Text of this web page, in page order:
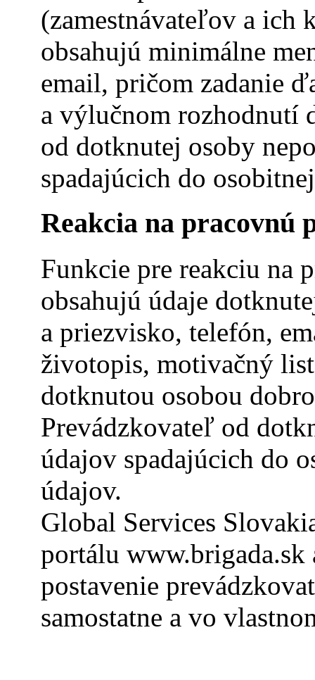
(zamestnávateľov a ich
obsahujú minimálne
email, pričom zadanie
a výlučnom rozhodnutí
od dotknutej osoby
spadajúcich do
Reakcia na pracovnú
Funkcie pre reakciu na
obsahujú údaje
a priezvisko, telefón,
životopis, motivačný
dotknutou osobou
Prevádzkovateľ od
údajov spadajúcich do
údajov.
Global Services
portálu
postavenie
samostatne a vo